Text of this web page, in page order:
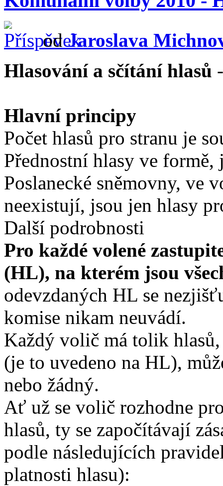
odJaroslava
Hlasování a sčítání hlasů
Hlavní principy
Počet hlasů pro stranu je
Přednostní hlasy ve formě,
Poslanecké sněmovny, ve
neexistují, jsou jen hlasy
Další podrobnosti
Pro každé volené
(HL), na kterém jsou
odevzdaných HL se
komise nikam neuvádí.
Každý volič má tolik
(je to uvedeno na HL),
nebo žádný.
Ať už se volič rozhodne
hlasů, ty se započítávají
podle následujících
platnosti hlasu):